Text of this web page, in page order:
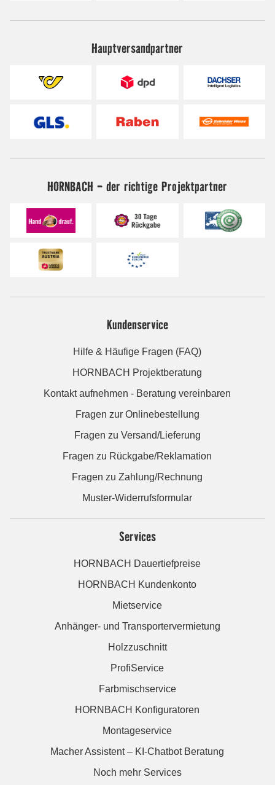
Hauptversandpartner
HORNBACH - der richtige Projektpartner
Kundenservice
Hilfe & Häufige Fragen (FAQ)
HORNBACH Projektberatung
Kontakt aufnehmen - Beratung vereinbaren
Fragen zur Onlinebestellung
Fragen zu Versand/Lieferung
Fragen zu Rückgabe/Reklamation
Fragen zu Zahlung/Rechnung
Muster-Widerrufsformular
Services
HORNBACH Dauertiefpreise
HORNBACH Kundenkonto
Mietservice
Anhänger- und Transportervermietung
Holzzuschnitt
ProfiService
Farbmischservice
HORNBACH Konfiguratoren
Montageservice
Macher Assistent – KI-Chatbot Beratung
Noch mehr Services